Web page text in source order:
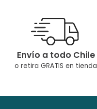
Envío a todo Chile
o retira GRATIS en tienda